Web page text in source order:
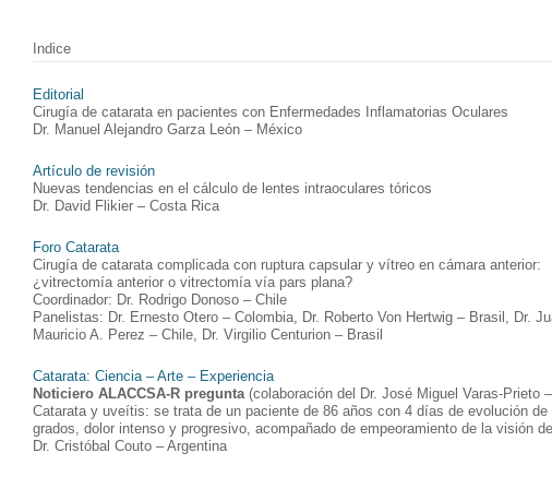
Indice
Editorial
Cirugía de catarata en pacientes con Enfermedades Inflamatorias Oculares
Dr. Manuel Alejandro Garza León – México
Artículo de revisión
Nuevas tendencias en el cálculo de lentes intraoculares tóricos
Dr. David Flikier – Costa Rica
Foro Catarata
Cirugía de catarata complicada con ruptura capsular y vítreo en cámara anterior:
¿vitrectomía anterior o vitrectomía vía pars plana?
Coordinador: Dr. Rodrigo Donoso – Chile
Panelistas: Dr. Ernesto Otero – Colombia, Dr. Roberto Von Hertwig – Brasil, Dr.
Mauricio A. Perez – Chile, Dr. Virgilio Centurion – Brasil
Catarata: Ciencia – Arte – Experiencia
Noticiero ALACCSA-R pregunta (colaboración del Dr. José Miguel Varas-Prieto
Catarata y uveítis: se trata de un paciente de 86 años con 4 días de evolución
grados, dolor intenso y progresivo, acompañado de empeoramiento de la visión
Dr. Cristóbal Couto – Argentina